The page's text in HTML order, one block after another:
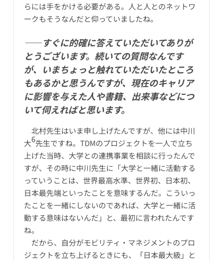
らには手をかける必要がある。人と人とのネットワ
ークもそうなんだと仰っていましたね。
――すぐに的確に答えていただいてありが
とうございます。続いての質問なんです
が、いまちょっと触れていただいたところ
もあるかと思うんですが、現在のキャリア
に影響を与えた人や書籍、出来事などにつ
いて伺えればと思います。
北村先生はいま申し上げたんですが、他には中川
大6先生ですね。TDMのプロジェクトを一人で立ち
上げた当時、大学との連携事業を相談に行ったんで
すが、その時に中川先生に「大学と一緒に活動する
っていうことは、世界最高水準、世界初、日本初、
日本最先端といったことを意味するんだ。こういっ
たことを一緒にしないのであれば、大学と一緒に活
動する意味はないんだ」と、最初に言われたんです
ね。
だから、自分がモビリティ・マネジメントのプロ
ジェクトを立ち上げるときにも、「日本最大級」と